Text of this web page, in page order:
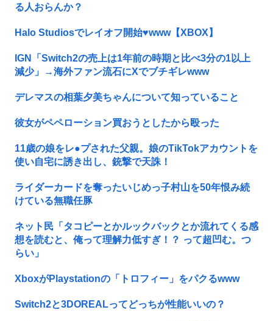
る人おらんか？
Halo Studiosでレイオフ開始♥www【XBOX】
IGN「Switch2の売上は1年前の時期と比べ3分の1以上
減少」→海外ファン流石にXでブチギレwww
デレマスの相葉夕美ちゃんについて知っていること
彼女がペペローション買おうとしたから殴った
11歳の娘をレ●プされた父親。娘のTikTokアカウントを
使い自宅に誘き出し、銃撃で天誅！
ライダーカードを奪ったいじめっ子村山を50年恨み続
けている無職任豚
ネット民「タコピーとかルックバックとか流れてくる感
想を読むと、俺って理解力低すぎ！？ って超凹む。つ
らい」
XboxがPlaystationの「トロフィー」をパクるwww
Switch2と3DOREALってどっちが性能いいの？